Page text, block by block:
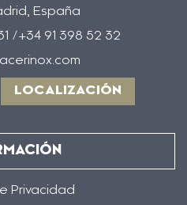
España
/+34 91 398 52 32
LOCALIZACIÓN
Privacidad